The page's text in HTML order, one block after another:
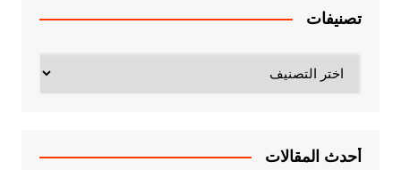
تصنيفات
أحدث المقالات